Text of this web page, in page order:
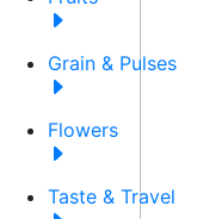
Grain & Pulses
Flowers
Taste & Travel